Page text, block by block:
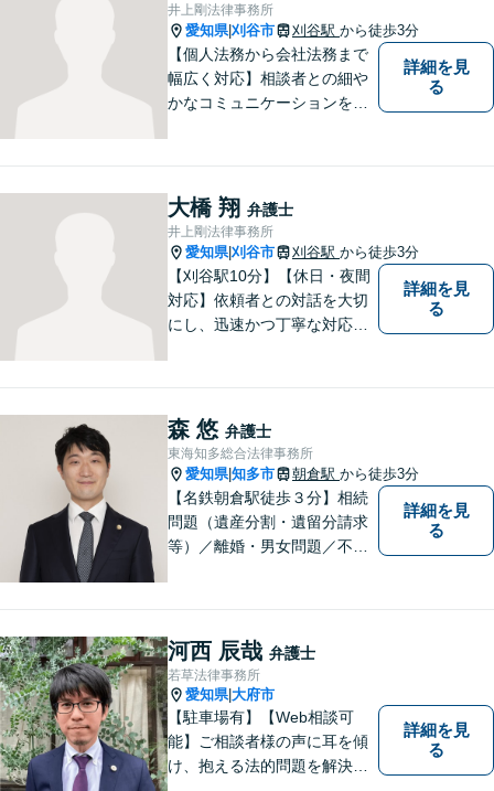
井上剛法律事務所
愛知県|刈谷市 刈谷駅 から徒歩3分
【個人法務から会社法務まで
幅広く対応】相談者との細や
かなコミュニケーションを大
ら、お早めにご相談くださ
い。【JR在来線「刈谷駅」4
分】【駐車場あり】
詳細を見
る
大橋 翔 弁護士
井上剛法律事務所
愛知県|刈谷市 刈谷駅 から徒歩3分
【刈谷駅10分】【休日・夜間
対応】依頼者との対話を大切
にし、迅速かつ丁寧な対応を
サービスを提供。【駐車場完
備】
詳細を見
る
森 悠 弁護士
東海知多総合法律事務所
愛知県|知多市 朝倉駅 から徒歩3分
【名鉄朝倉駅徒歩３分】相続
問題（遺産分割・遺留分請求
等）／離婚・男女問題／不動
多数。
詳細を見
る
河西 辰哉 弁護士
若草法律事務所
愛知県|大府市
【駐車場有】【Web相談可
能】ご相談者様の声に耳を傾
け、抱える法的問題を解決す
詳細を見
る